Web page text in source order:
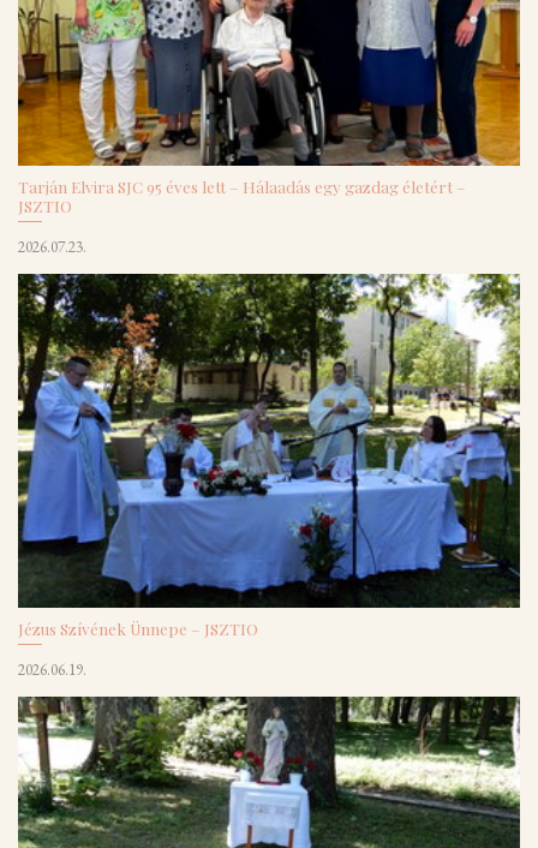
Tarján Elvira SJC 95 éves lett – Hálaadás egy gazdag életért –
JSZTIO
2026.07.23.
Jézus Szívének Ünnepe – JSZTIO
2026.06.19.